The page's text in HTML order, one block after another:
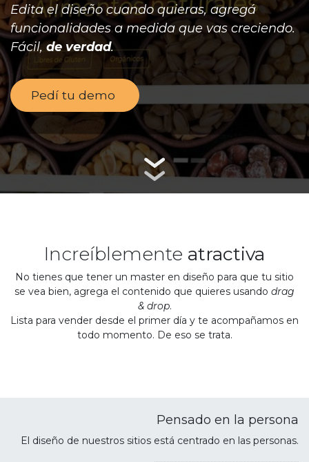
Edita el diseño cuando quieras, agregá
funcionalidades a medida que vas creciendo.
Fácil,de verdad.
Pedí tu demo
Increíblemente atractiva
No tienes que tener un master en diseño para que tu sitio
se vea bien, agrega el contenido que quieres usando drag
& drop.
Lista para vender desde el primer día y te acompañamos en
todo momento. De eso se trata.
Pensado en la persona
El diseño de nuestros sitios está centrado en las personas.